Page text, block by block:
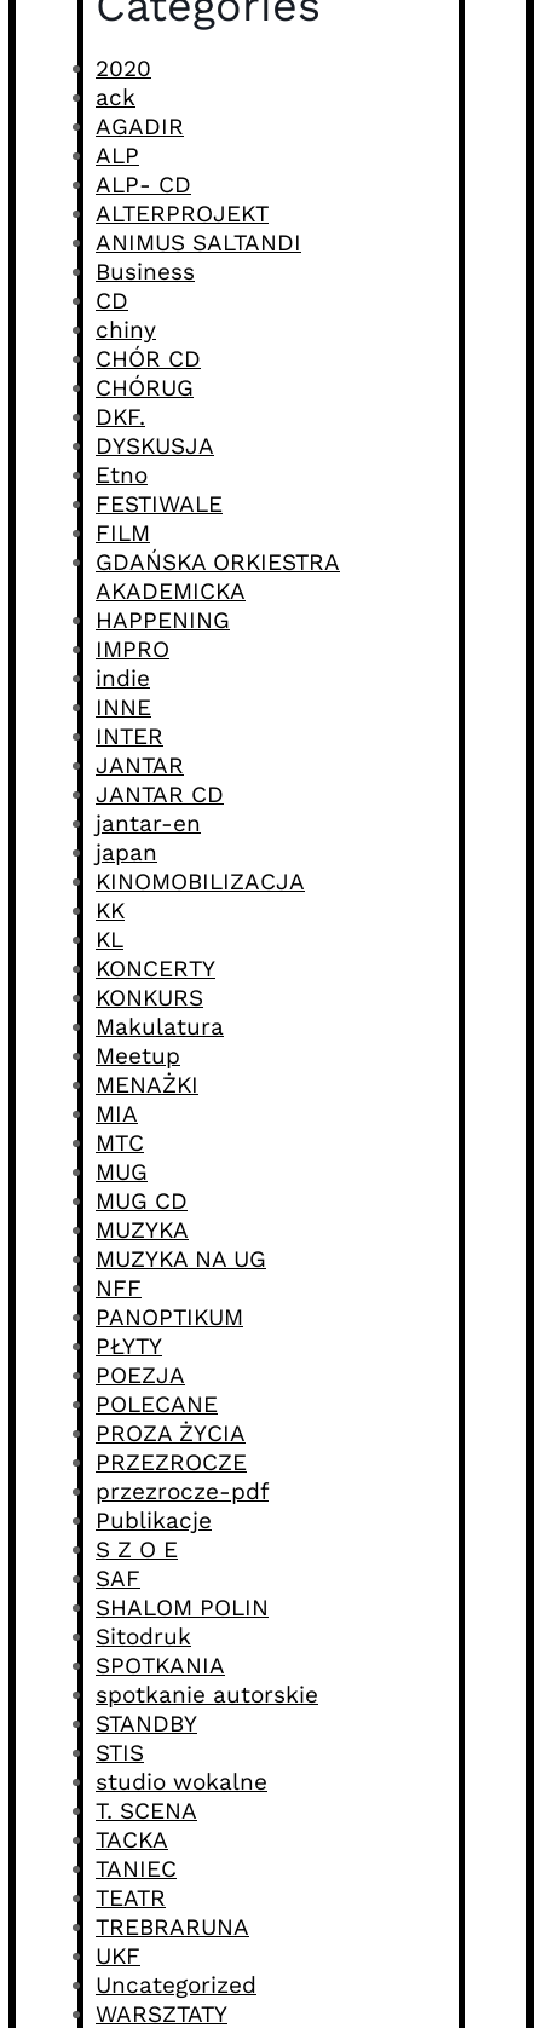
2020
ack
AGADIR
ALP
ALP- CD
ALTERPROJEKT
ANIMUS SALTANDI
Business
CD
chiny
CHÓR CD
CHÓRUG
DKF.
DYSKUSJA
Etno
FESTIWALE
FILM
GDAŃSKA ORKIESTRA
AKADEMICKA
HAPPENING
IMPRO
indie
INNE
INTER
JANTAR
JANTAR CD
jantar-en
japan
KINOMOBILIZACJA
KK
KL
KONCERTY
KONKURS
Makulatura
Meetup
MENAŻKI
MIA
MTC
MUG
MUG CD
MUZYKA
MUZYKA NA UG
NFF
PANOPTIKUM
PŁYTY
POEZJA
POLECANE
PROZA ŻYCIA
PRZEZROCZE
przezrocze-pdf
Publikacje
S Z O E
SAF
SHALOM POLIN
Sitodruk
SPOTKANIA
spotkanie autorskie
STANDBY
STIS
studio wokalne
T. SCENA
TACKA
TANIEC
TEATR
TREBRARUNA
UKF
Uncategorized
WARSZTATY